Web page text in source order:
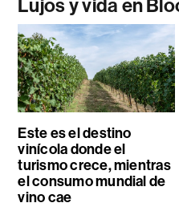
Lujos y vida en
Este es el destino
vinícola donde el
turismo crece, mientras
el consumo mundial de
vino cae